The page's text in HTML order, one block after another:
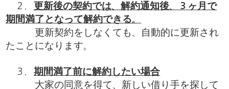
２．
更新後の契約では、解約通知後、３ヶ月で
期間満了となって解約できる。
更新契約をしなくても、自動的に更新され
たことになります。
３．期間満了前に解約したい場合
大家の同意を得て、新しい借り手を探して